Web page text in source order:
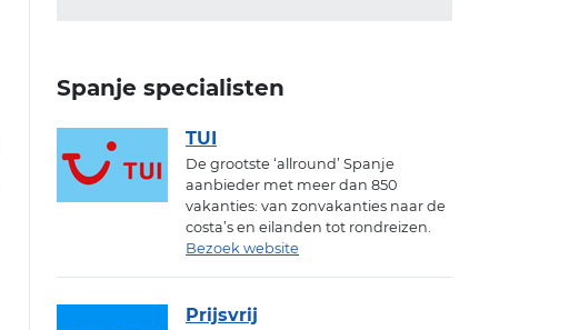
Spanje specialisten
TUI
De grootste ‘allround’ Spanje
aanbieder met meer dan 850
vakanties: van zonvakanties naar de
costa’s en eilanden tot rondreizen.
Bezoek website
Prijsvrij